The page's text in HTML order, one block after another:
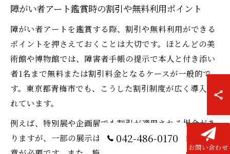
障がい者アート鑑賞時の割引や無料利用ポイント
障がい者アートを鑑賞する際、割引や無料利用ができる
ポイントを押さえておくことは大切です。ほとんどの美
術館や博物館では、障害者手帳の提示で本人と付き添い
者1名まで無料または割引料金となるケースが一般的で
す。東京都青梅市でも、こうした割引制度が広く導入さ
れています。
例えば、特別展や企画展でも割引が適用される場合があ
りますが、一部の展示は対象外となることもあるため注
042-486-0170
お問い合わせ